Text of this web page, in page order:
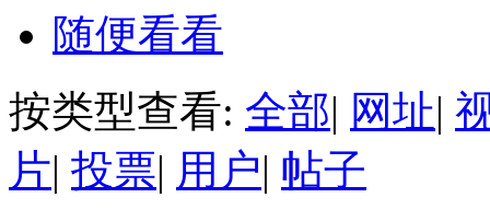
随便看看
按类型查看: 全部| 网址|
片| 投票| 用户| 帖子